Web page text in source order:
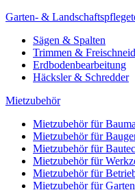
Garten- &
Sägen & Spalten
Trimmen &
Erdbodenbearbeitung
Häcksler & Schredder
Mietzubehör
Mietzubehör für
Mietzubehör für
Mietzubehör für
Mietzubehör für
Mietzubehör für
Mietzubehör für